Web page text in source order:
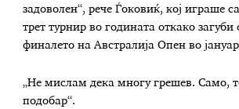
задоволен“, рече Ѓоковиќ, кој играше
трет турнир во годината откако загуби
финалето на Австралија Опен во
„Не мислам дека многу грешев. Само,
подобар“.